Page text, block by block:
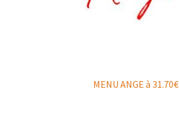
MENU ANGE à 31.70€